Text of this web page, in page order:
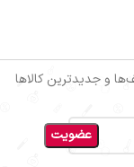
و جدیدترین کالاها